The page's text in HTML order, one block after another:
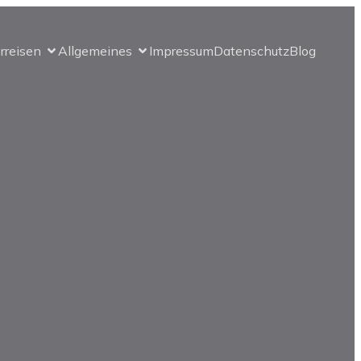
Allgemeines ImpressumDatenschutzBlog